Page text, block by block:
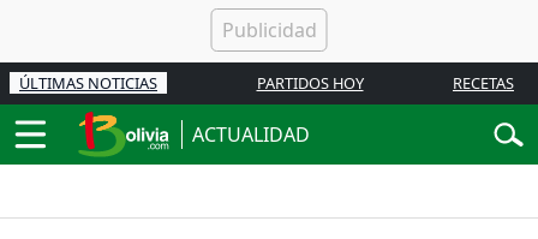
ÚLTIMAS NOTICIAS PARTIDOS HOY RECETAS
ACTUALIDAD